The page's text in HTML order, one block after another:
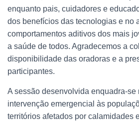
enquanto pais, cuidadores e
dos benefícios das tecnologias e no
comportamentos aditivos dos mais
a saúde de todos. Agradecemos a
disponibilidade das oradoras e a
participantes.
A sessão desenvolvida enquadra-se
intervenção emergencial às
territórios afetados por calamidades